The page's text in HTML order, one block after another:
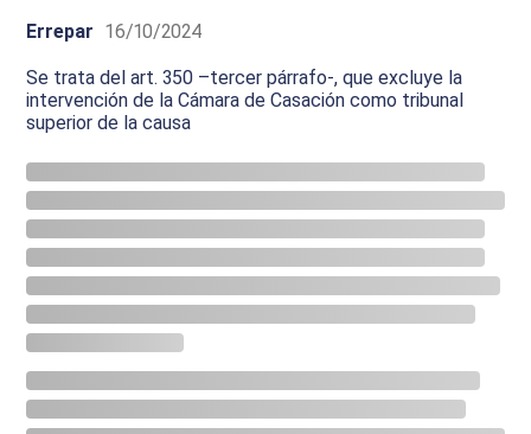
Errepar 16/10/2024
Se trata del art. 350 –tercer párrafo-, que excluye la
intervención de la Cámara de Casación como tribunal
superior de la causa